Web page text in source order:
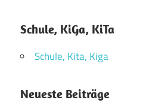
Schule, KiGa, KiTa
Schule, Kita, Kiga
Neueste Beiträge